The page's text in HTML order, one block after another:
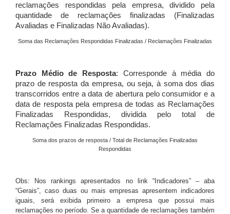
reclamações respondidas pela empresa, dividido pela
quantidade de reclamações finalizadas (Finalizadas
Avaliadas e Finalizadas Não Avaliadas).
Soma das Reclamações Respondidas Finalizadas / Reclamações Finalizadas
Prazo Médio de Resposta: Corresponde à média do
prazo de resposta da empresa, ou seja, à soma dos dias
transcorridos entre a data de abertura pelo consumidor e a
data de resposta pela empresa de todas as Reclamações
Finalizadas Respondidas, dividida pelo total de
Reclamações Finalizadas Respondidas.
Soma dos prazos de resposta / Total de Reclamações Finalizadas
Respondidas
Obs: Nos rankings apresentados no link “Indicadores” – aba
“Gerais”, caso duas ou mais empresas apresentem indicadores
iguais, será exibida primeiro a empresa que possui mais
reclamações no período. Se a quantidade de reclamações também